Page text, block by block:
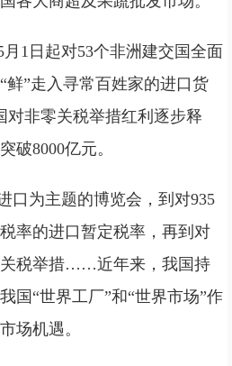
月1日起对53个非洲建交国全面
鲜”走入寻常百姓家的进口货
对非零关税举措红利逐步释
破8000亿元。
口为主题的博览会，到对935
率的进口暂定税率，再到对
税举措……近年来，我国持
国“世界工厂”和“世界市场”作
场机遇。